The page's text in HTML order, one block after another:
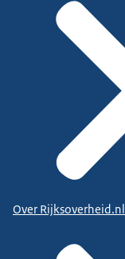
Over Rijksoverheid.nl